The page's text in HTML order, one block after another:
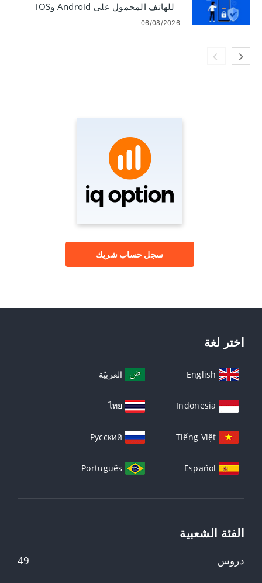
للهاتف المحمول على Android وiOS
06/08/2026
سجل حساب شريك
اختر لغة
English العربيّة
Indonesia
ไทย
Tiếng Việt
Русский
Español
Português
الفئة الشعبية
49 دروس